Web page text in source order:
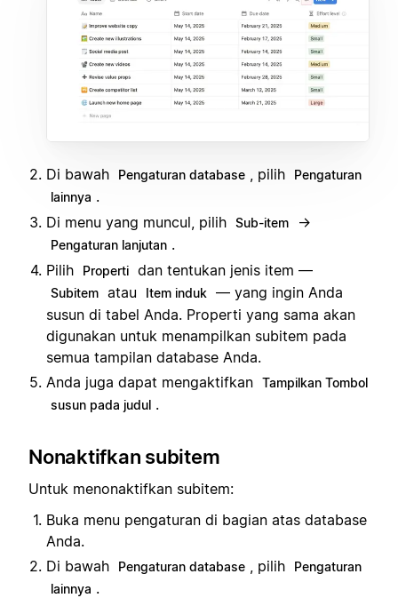
Di bawah Pengaturan database , pilih
Pengaturan
lainnya .
Di menu yang muncul, pilih Sub-item →
Pengaturan lanjutan .
Pilih
Properti dan tentukan jenis item —
Subitem atau Item induk — yang ingin Anda
susun di tabel Anda. Properti yang sama akan
digunakan untuk menampilkan subitem pada
semua tampilan database Anda.
Anda juga dapat mengaktifkan Tampilkan Tombol
susun pada judul .
Nonaktifkan subitem
Untuk menonaktifkan subitem:
Buka menu pengaturan di bagian atas database
Anda.
Di bawah
Pengaturan database , pilih
Pengaturan
lainnya .